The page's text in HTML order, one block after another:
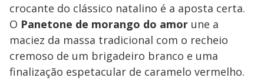
crocante do clássico natalino é a aposta certa.
O Panetone de morango do amor une a
maciez da massa tradicional com o recheio
cremoso de um brigadeiro branco e uma
finalização espetacular de caramelo vermelho.